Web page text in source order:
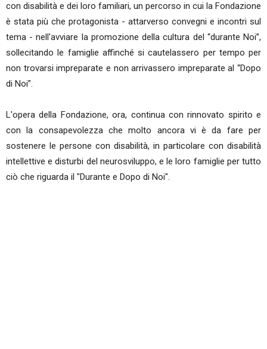
con disabilità e dei loro familiari, un percorso in cui la Fondazione
è stata più che protagonista - attarverso convegni e incontri sul
tema - nell'avviare la promozione della cultura del “durante Noi”,
sollecitando le famiglie affinché si cautelassero per tempo per
non trovarsi impreparate e non arrivassero impreparate al “Dopo
di Noi”.
L'opera della Fondazione, ora, continua con rinnovato spirito e
con la consapevolezza che molto ancora vi è da fare per
sostenere le persone con disabilità, in particolare con disabilità
intellettive e disturbi del neurosviluppo, e le loro famiglie per tutto
ciò che riguarda il "Durante e Dopo di Noi".